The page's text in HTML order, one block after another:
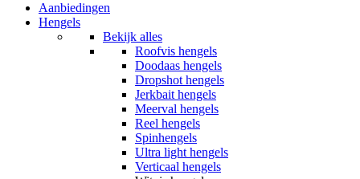
Aanbiedingen
Hengels
Bekijk alles
Roofvis hengels
Doodaas hengels
Dropshot hengels
Jerkbait hengels
Meerval hengels
Reel hengels
Spinhengels
Ultra light hengels
Verticaal hengels